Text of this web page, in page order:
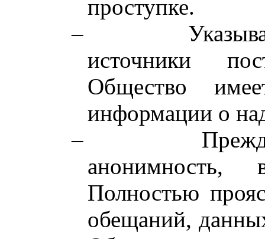
проступке.
–
источники
Общество
информации о
–
анонимность,
Полностью
обещаний,